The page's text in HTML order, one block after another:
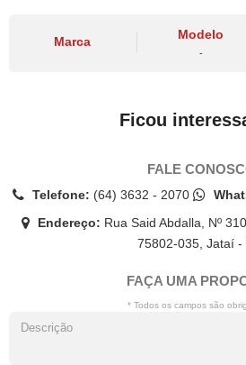
Marca
Modelo
-
Ficou
FALE
Telefone: (64) 3632 - 2070
Endereço: Rua Said Abdalla, Nº
75802-035, Jataí -
FAÇA UMA
* Todos os campos são